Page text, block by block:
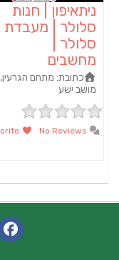
ניתאיפון | חנות
סלולר | מעבדת
סלולר |
מחשבים
כתובת: מתחם הגרעין,
מושב ישע